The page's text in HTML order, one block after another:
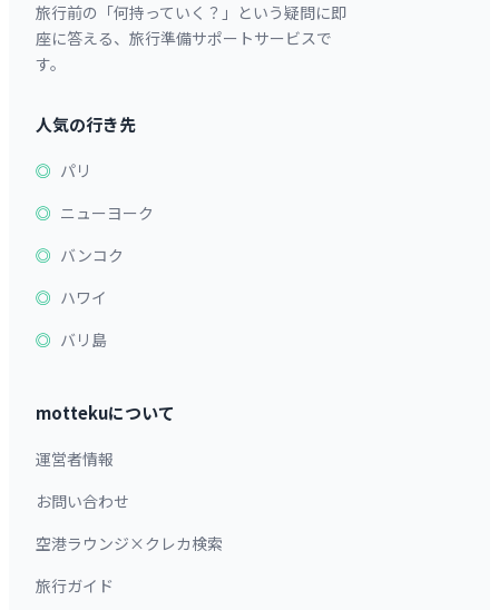
旅行前の「何持っていく？」という疑問に即
座に答える、旅行準備サポートサービスで
す。
人気の行き先
パリ
ニューヨーク
バンコク
ハワイ
バリ島
mottekuについて
運営者情報
お問い合わせ
空港ラウンジ×クレカ検索
旅行ガイド